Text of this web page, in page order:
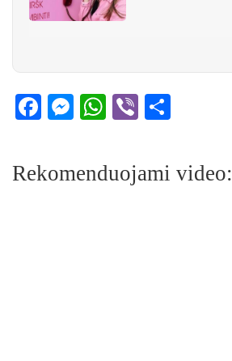
Facebook
Messenger
WhatsApp
Viber
Rekomenduojami video: